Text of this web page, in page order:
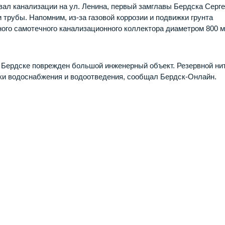
канализации на ул. Ленина, первый замглавы Бердска
Напомним, из-за газовой коррозии и подвижки грунта
самотечного канализационного коллектора диаметром 800
Бердске поврежден большой инженерный объект. Резервной
водоснабжения и водоотведения, сообщал Бердск-Онлайн.